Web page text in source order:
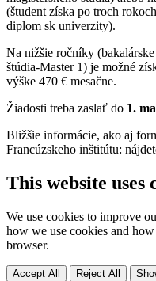
(študent získa po troch
diplom sk univerzity).
Na nižšie ročníky
štúdia-Master 1) je možné
výške 470 € mesačne.
Žiadosti treba zaslať do 1.
Bližšie informácie, ako aj
Francúzskeho inštitútu:
This website uses
We use cookies to improve
how we use cookies and
browser.
Accept All Reject All